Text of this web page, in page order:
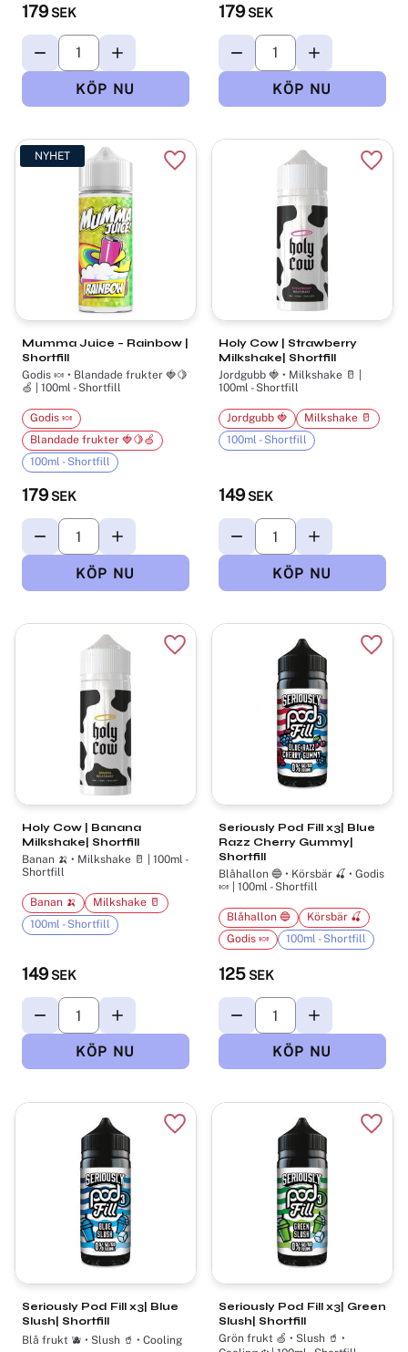
179 SEK 179 SEK
Mumma Juice – Rainbow |
Shortfill
Godis 🍬 • Blandade frukter 🍓🍋
🍏 | 100ml - Shortfill
179 SEK
Godis 🍬
Blandade frukter 🍓🍋🍏
100ml - Shortfill
NYHET
Lägg till i favoriter
Holy Cow | Strawberry
Milkshake| Shortfill
Jordgubb 🍓 • Milkshake 🥛 |
100ml - Shortfill
149 SEK
Jordgubb 🍓
Milkshake 🥛
100ml - Shortfill
Holy Cow | Banana
Milkshake| Shortfill
Banan 🍌 • Milkshake 🥛 | 100ml -
Shortfill
149 SEK
Banan 🍌
Milkshake 🥛
100ml - Shortfill
Lägg till i favoriter
Seriously Pod Fill x3| Blue
Razz Cherry Gummy|
Shortfill
Blåhallon 🔵 • Körsbär 🍒 • Godis
🍬 | 100ml - Shortfill
125 SEK
Blåhallon 🔵
Körsbär 🍒
Godis 🍬
100ml - Shortfill
Seriously Pod Fill x3| Blue
Slush| Shortfill
Blå frukt 🫐 • Slush 🥤 • Cooling
Lägg till i favoriter
Seriously Pod Fill x3| Green
Slush| Shortfill
Grön frukt 🍏 • Slush 🥤 •